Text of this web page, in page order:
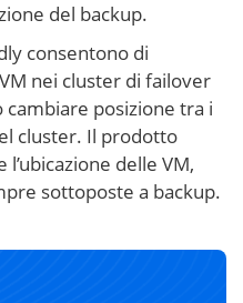
del backup.
consentono di
nei cluster di failover
cambiare posizione tra i
cluster. Il prodotto
delle VM,
sottoposte a backup.